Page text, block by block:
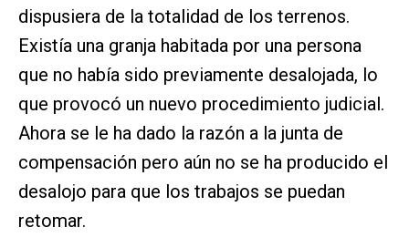
dispusiera de la totalidad de los terrenos.
Existía una granja habitada por una persona
que no había sido previamente desalojada, lo
que provocó un nuevo procedimiento judicial.
Ahora se le ha dado la razón a la junta de
compensación pero aún no se ha producido el
desalojo para que los trabajos se puedan
retomar.